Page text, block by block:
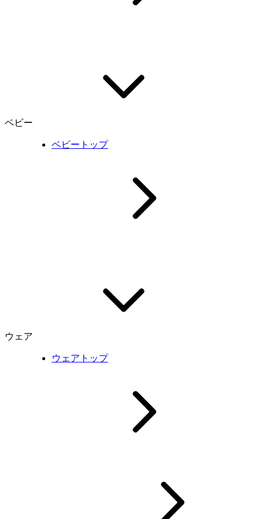
ベビー
ベビートップ
ウェア
ウェアトップ